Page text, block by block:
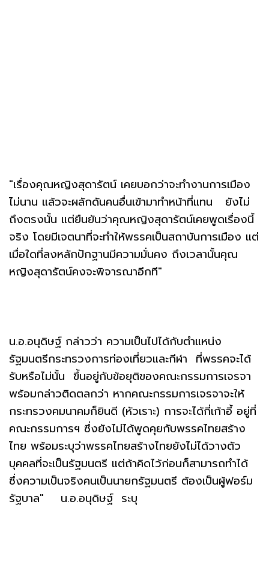
"เรื่องคุณหญิงสุดารัตน์ เคยบอกว่าจะทำงานการเมือง
ไม่นาน แล้วจะผลักดันคนอื่นเข้ามาทำหน้าที่แทน ยังไม่
ถึงตรงนั้น แต่ยืนยันว่าคุณหญิงสุดารัตน์เคยพูดเรื่องนี้
จริง โดยมีเจตนาที่จะทำให้พรรคเป็นสถาบันการเมือง แต่
เมื่อใดที่ลงหลักปักฐานมีความมั่นคง ถึงเวลานั้นคุณ
หญิงสุดารัตน์คงจะพิจารณาอีกที"
น.อ.อนุดิษฐ์ กล่าวว่า ความเป็นไปได้กับตำแหน่ง
รัฐมนตรีกระทรวงการท่องเที่ยวและกีฬา ที่พรรคจะได้
รับหรือไม่นั้น ขึ้นอยู่กับข้อยุติของคณะกรรมการเจรจา
พร้อมกล่าวติดตลกว่า หากคณะกรรมการเจรจาจะให้
กระทรวงคมนาคมก็ยินดี (หัวเราะ) การจะได้กี่เก้าอี้ อยู่ที่
คณะกรรมการฯ ซึ่งยังไม่ได้พูดคุยกับพรรคไทยสร้าง
ไทย พร้อมระบุว่าพรรคไทยสร้างไทยยังไม่ได้วางตัว
บุคคลที่จะเป็นรัฐมนตรี แต่ถ้าคิดไว้ก่อนก็สามารถทำได้
ซึ่งความเป็นจริงคนเป็นนายกรัฐมนตรี ต้องเป็นผู้ฟอร์ม
รัฐบาล" น.อ.อนุดิษฐ์ ระบุ